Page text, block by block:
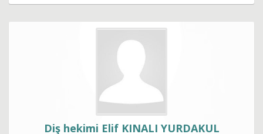
Diş hekimi Elif KINALI YURDAKUL